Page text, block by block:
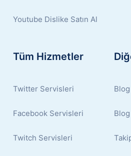
Youtube Dislike Satın Al
Tüm Hizmetler
Twitter Servisleri
Facebook Servisleri
Twitch Servisleri
Blog